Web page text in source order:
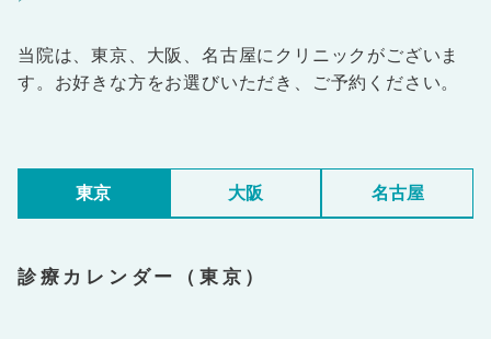
当院は、東京、大阪、名古屋にクリニックがございま
す。お好きな方をお選びいただき、ご予約ください。
東京 大阪 名古屋
診療カレンダー（東京）